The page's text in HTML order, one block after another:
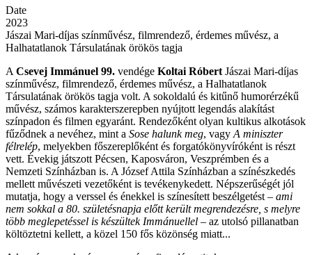
Date
2023
Jászai Mari-díjas színművész, filmrendező, érdemes művész, a
Halhatatlanok Társulatának örökös tagja
A Csevej Immánuel 99. vendége Koltai Róbert Jászai Mari-díjas
színművész, filmrendező, érdemes művész, a Halhatatlanok
Társulatának örökös tagja volt. A sokoldalú és kitűnő humorérzékű
művész, számos karakterszerepben nyújtott legendás alakítást
színpadon és filmen egyaránt. Rendezőként olyan kultikus alkotások
fűződnek a nevéhez, mint a Sose halunk meg, vagy A miniszter
félrelép, melyekben főszereplőként és forgatókönyvíróként is részt
vett. Évekig játszott Pécsen, Kaposváron, Veszprémben és a
Nemzeti Színházban is. A József Attila Színházban a színészkedés
mellett művészeti vezetőként is tevékenykedett. Népszerűségét jól
mutatja, hogy a verssel és énekkel is színesített beszélgetést – ami
nem sokkal a 80. születésnapja előtt került megrendezésre, s melyre
több meglepetéssel is készültek Immánuellel – az utolsó pillanatban
költöztetni kellett, a közel 150 fős közönség miatt...